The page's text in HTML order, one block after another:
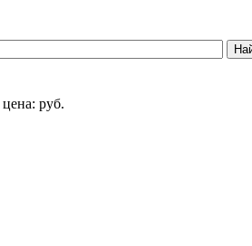
цена: руб.